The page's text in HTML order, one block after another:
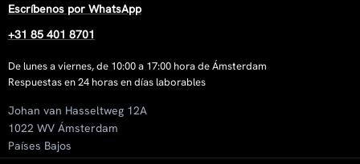
Escríbenos por WhatsApp
+31 85 401 8701
De lunes a viernes, de 10:00 a 17:00 hora de Ámsterdam
Respuestas en 24 horas en días laborables
Johan van Hasseltweg 12A
1022 WV Ámsterdam
Países Bajos